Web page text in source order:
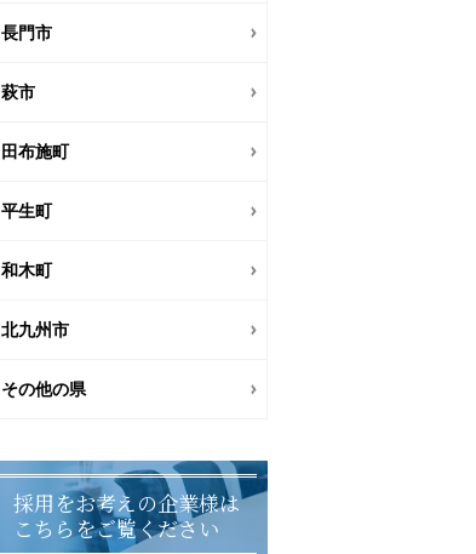
長門市
萩市
田布施町
平生町
和木町
北九州市
その他の県
採用をお考えの企業様は
こちらをご覧ください